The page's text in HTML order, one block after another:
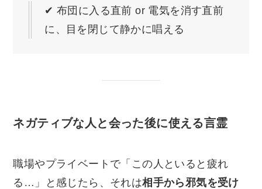
✔ 布団に入る直前 or 電気を消す直前
に、目を閉じて静かに唱える
ネガティブな人と会った後に使える言霊
職場やプライベートで「この人といると疲れ
る…」と感じたら、それは相手から邪気を受け